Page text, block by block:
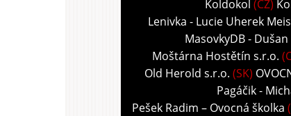
Koldokol (CZ)
Lenivka - Lucie Uherek
MasovkyDB -
Moštárna Hostětín s.r.o.
Old Herold s.r.o. (SK)
Pagáčik -
Pešek Radim – Ovocná školka